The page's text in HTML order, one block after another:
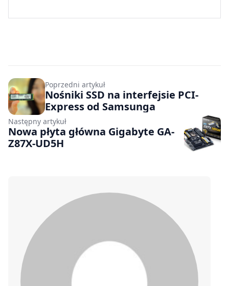
Poprzedni artykuł
Nośniki SSD na interfejsie PCI-
Express od Samsunga
Następny artykuł
Nowa płyta główna Gigabyte GA-
Z87X-UD5H